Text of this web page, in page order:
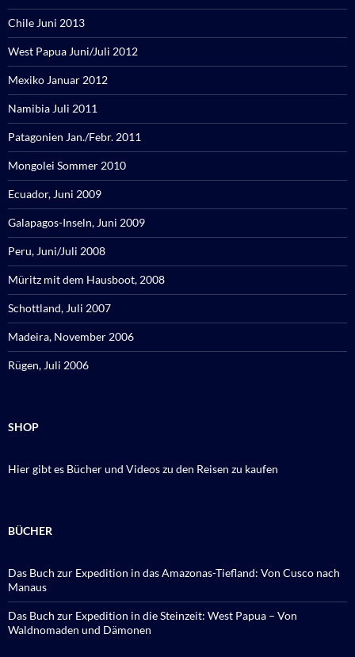
Chile Juni 2013
West Papua Juni/Juli 2012
Mexiko Januar 2012
Namibia Juli 2011
Patagonien Jan./Febr. 2011
Mongolei Sommer 2010
Ecuador, Juni 2009
Galapagos-Inseln, Juni 2009
Peru, Juni/Juli 2008
Müritz mit dem Hausboot, 2008
Schottland, Juli 2007
Madeira, November 2006
Rügen, Juli 2006
SHOP
Hier gibt es Bücher und Videos zu den Reisen zu kaufen
BÜCHER
Das Buch zur Expedition in das Amazonas-Tiefland: Von Cusco nach
Manaus
Das Buch zur Expedition in die Steinzeit: West Papua – Von
Waldnomaden und Dämonen